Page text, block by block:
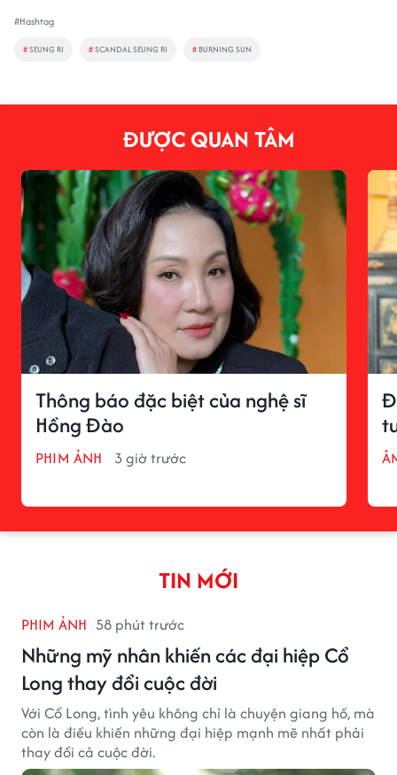
#Hashtag
#SEUNG RI #SCANDAL SEUNG RI # BURNING SUN
ĐƯỢC QUAN TÂM
Thông báo đặc biệt của nghệ sĩ
Hồng Đào
PHIM ẢNH 3 giờ trước
TIN MỚI
PHIM ẢNH 58 phút trước
Những mỹ nhân khiến các đại hiệp Cổ
Long thay đổi cuộc đời
Với Cổ Long, tình yêu không chỉ là chuyện giang hồ, mà
còn là điều khiến những đại hiệp mạnh mẽ nhất phải
thay đổi cả cuộc đời.